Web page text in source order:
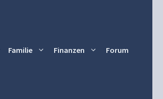
Familie Finanzen Forum